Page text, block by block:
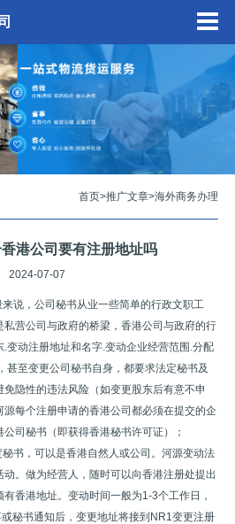
首页>推广文章>海外商务办理
港公司要有注册地址吗
2024-07-07
说，公司秘书从业一些简单的行政文职工
营公司与政府的桥梁，香港公司与政府的行
变动注册地址和名字.变动企业经营范围.分配
甚至变更公司秘书自身，都要求法定秘书及
隐性的违法风险（如变更股东后有意不申
每个注册申请的香港公司都必须在提交的企
司秘书（即获得香港秘书许可证）；
书，可以是香港自然人或公司。河源变动法
。做为经营人，随时可以向香港注册处提出
香港地址。变动时间一般为1-3个工作日，
秘书通知后，变更地址将接到NR1变更注册